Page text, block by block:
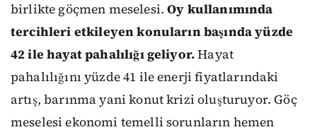
birlikte göçmen meselesi.Oy kullanımında
tercihleri etkileyen konuların başında yüzde
42 ile hayat pahalılığı geliyor.Hayat
pahalılığını yüzde 41 ile enerji fiyatlarındaki
artış, barınma yani konut krizi oluşturuyor. Göç
meselesi ekonomi temelli sorunların hemen